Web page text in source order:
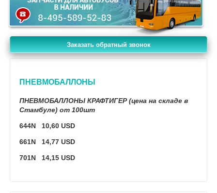
Заказать обратный звонок
ПНЕВМОБАЛЛОНЫ
ПНЕВМОБАЛЛОНЫ КРАФТИГЕР (цена на складе в
Стамбуле) от 100шт
644N 10,60 USD
661N 14,77 USD
701N 14,15 USD